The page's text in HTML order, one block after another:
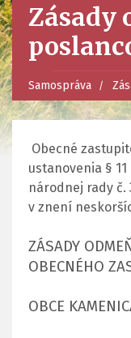
Zásady
Samospráva
Obecné
ustanovenia §
národnej rady č.
v znení
ZÁSADY
OBECNÉHO
OBCE